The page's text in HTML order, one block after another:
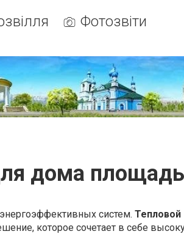
Фотозвіти
дома
систем. Тепловой
которое сочетает в себе